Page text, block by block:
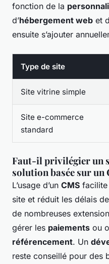
fonction de la
d’hébergement web et
ensuite s’ajouter
Type de site
Site vitrine simple
Site e-commerce
standard
Faut-il privilégier un
solution basée sur un
L’usage d’un CMS
site et réduit les délais
de nombreuses
gérer les paiements ou
référencement. Un
reste conseillé pour des